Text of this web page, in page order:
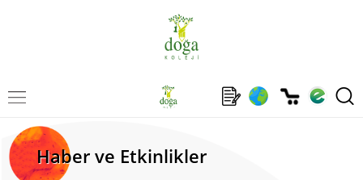
Haber ve Etkinlikler